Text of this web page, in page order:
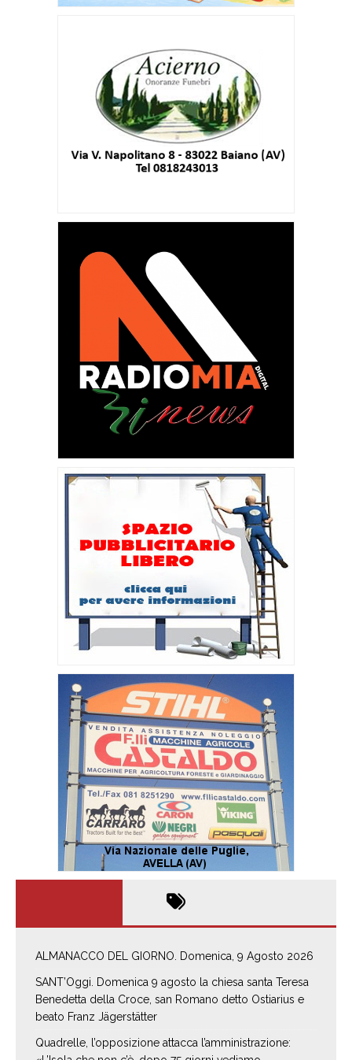
ALMANACCO DEL GIORNO. Domenica, 9 Agosto 2026
SANT’Oggi. Domenica 9 agosto la chiesa santa Teresa
Benedetta della Croce, san Romano detto Ostiarius e
beato Franz Jägerstätter
Quadrelle, l’opposizione attacca l’amministrazione: